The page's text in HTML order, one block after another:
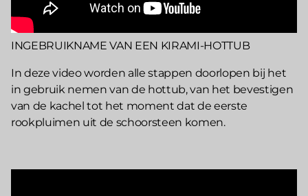
INGEBRUIKNAME VAN EEN KIRAMI-HOTTUB
In deze video worden alle stappen doorlopen bij het
in gebruik nemen van de hottub, van het bevestigen
van de kachel tot het moment dat de eerste
rookpluimen uit de schoorsteen komen.